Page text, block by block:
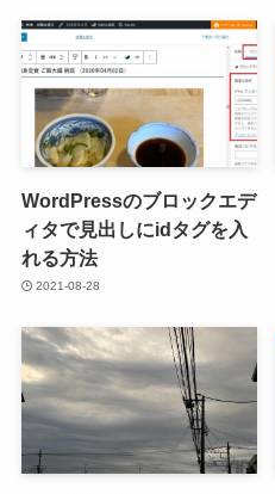
WordPressのブロックエデ
ィタで見出しにidタグを入
れる方法
2021-08-28